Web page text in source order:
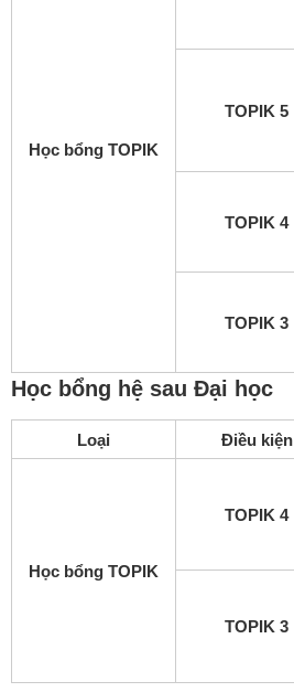
Học bổng TOPIK
TOPIK 5
TOPIK 4
TOPIK 3
Học bổng hệ sau Đại học
Loại Điều kiện
Học bổng TOPIK
TOPIK 4
TOPIK 3